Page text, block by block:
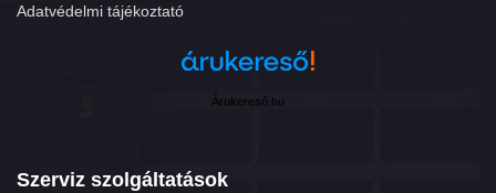
Adatvédelmi tájékoztató
Árukereső.hu
Szerviz szolgáltatások